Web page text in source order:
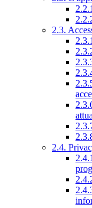
2.3.
2.4.